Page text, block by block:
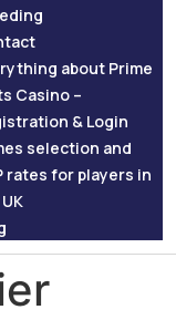
about Prime
Casino –
& Login
selection and
rates for players in